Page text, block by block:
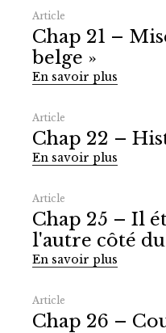
Article
Chap 21 –
belge »
En savoir plus
Article
Chap 22 –
En savoir plus
Article
Chap 25 – Il
l'autre côté
En savoir plus
Article
Chap 26 –